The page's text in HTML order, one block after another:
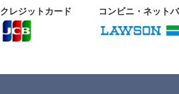
クレジットカード コンビニ・ネット